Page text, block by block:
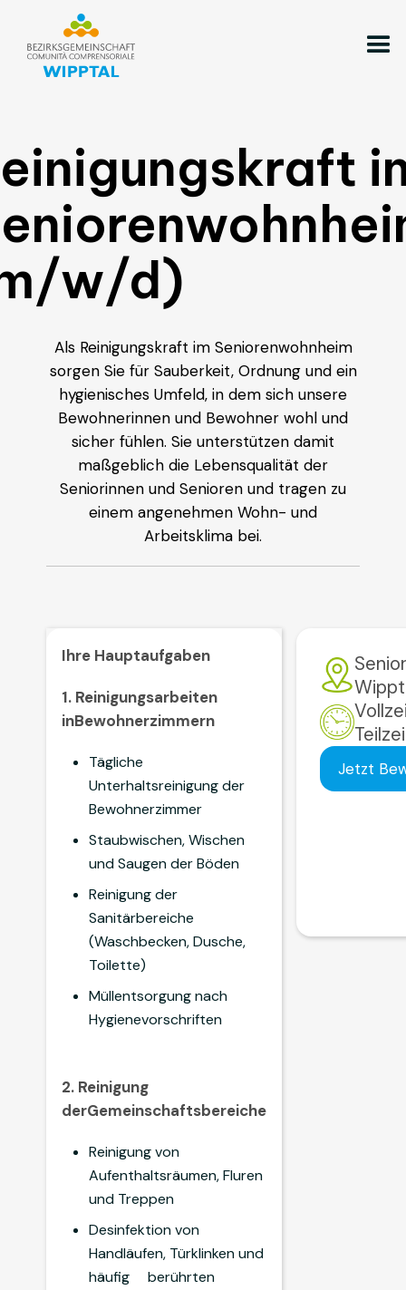
w/d)
Als Reinigungskraft im Seniorenwohnheim
sorgen Sie für Sauberkeit, Ordnung und ein
hygienisches Umfeld, in dem sich unsere
Bewohnerinnen und Bewohner wohl und
sicher fühlen. Sie unterstützen damit
maßgeblich die Lebensqualität der
Seniorinnen und Senioren und tragen zu
einem angenehmen Wohn- und
Arbeitsklima bei.
Ihre Hauptaufgaben
1. Reinigungsarbeiten
inBewohnerzimmern
Tägliche
Unterhaltsreinigung der
Bewohnerzimmer
Staubwischen, Wischen
und Saugen der Böden
Reinigung der
Sanitärbereiche
(Waschbecken, Dusche,
Toilette)
Müllentsorgung nach
Hygienevorschriften
2. Reinigung
derGemeinschaftsbereiche
Reinigung von
Aufenthaltsräumen, Fluren
und Treppen
Desinfektion von
Handläufen, Türklinken und
häufig berührten
Jetzt